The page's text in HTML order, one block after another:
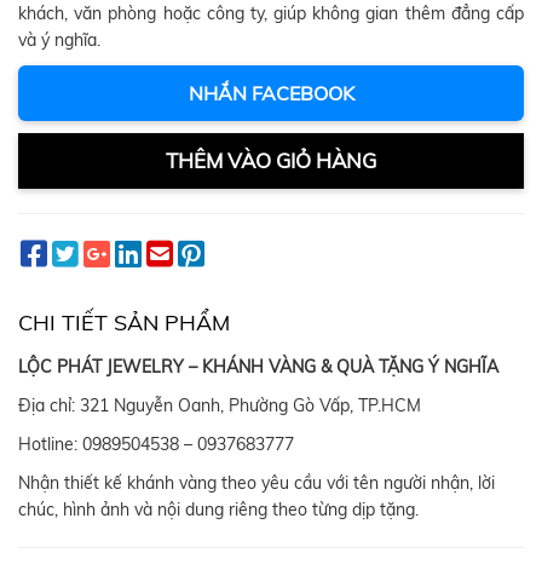
khách, văn phòng hoặc công ty, giúp không gian thêm đẳng cấp
và ý nghĩa.
NHẮN FACEBOOK
THÊM VÀO GIỎ HÀNG
CHI TIẾT SẢN PHẨM
LỘC PHÁT JEWELRY – KHÁNH VÀNG & QUÀ TẶNG Ý NGHĨA
Địa chỉ: 321 Nguyễn Oanh, Phường Gò Vấp, TP.HCM
Hotline: 0989504538 – 0937683777
Nhận thiết kế khánh vàng theo yêu cầu với tên người nhận, lời
chúc, hình ảnh và nội dung riêng theo từng dịp tặng.